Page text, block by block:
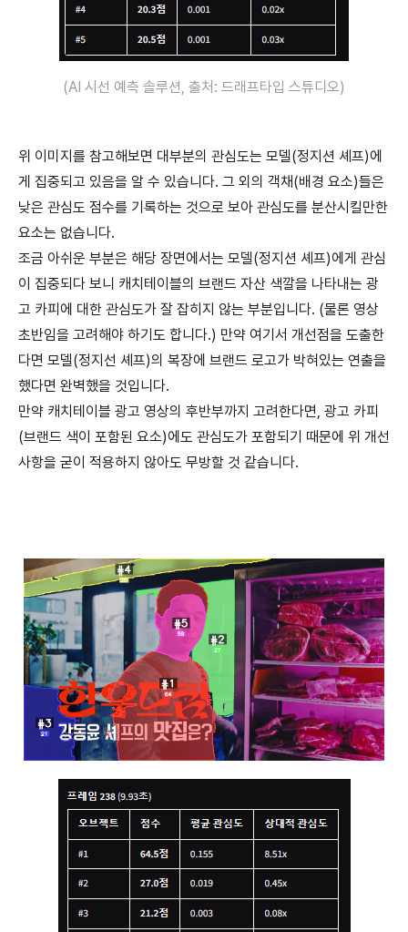
(AI 시선 예측 솔루션, 출처: 드래프타입 스튜디오)
위 이미지를 참고해보면 대부분의 관심도는 모델(정지션 셰프)에
게 집중되고 있음을 알 수 있습니다. 그 외의 객채(배경 요소)들은
낮은 관심도 점수를 기록하는 것으로 보아 관심도를 분산시킬만한
요소는 없습니다.
조금 아쉬운 부분은 해당 장면에서는 모델(정지션 셰프)에게 관심
이 집중되다 보니 캐치테이블의 브랜드 자산 색깔을 나타내는 광
고 카피에 대한 관심도가 잘 잡히지 않는 부분입니다. (물론 영상
초반임을 고려해야 하기도 합니다.) 만약 여기서 개선점을 도출한
다면 모델(정지선 셰프)의 복장에 브랜드 로고가 박혀있는 연출을
했다면 완벽했을 것입니다.
만약 캐치테이블 광고 영상의 후반부까지 고려한다면, 광고 카피
(브랜드 색이 포함된 요소)에도 관심도가 포함되기 때문에 위 개선
사항을 굳이 적용하지 않아도 무방할 것 같습니다.